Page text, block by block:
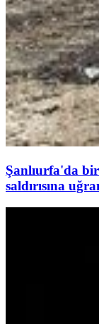
Şanlıurfa'da
saldırısına